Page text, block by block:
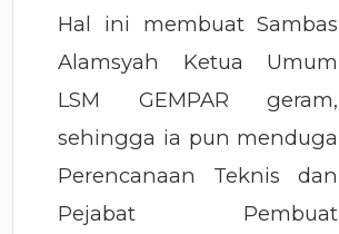
Hal ini membuat Sambas
Alamsyah Ketua Umum
LSM GEMPAR geram,
sehingga ia pun menduga
Perencanaan Teknis dan
Pejabat Pembuat